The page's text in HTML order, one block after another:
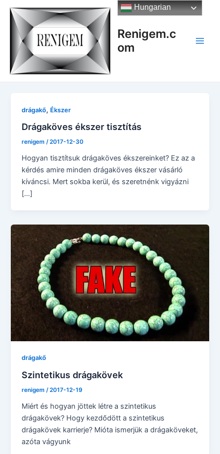
Skip
content
Renigem.c
om
drágakő, Ékszer
Drágaköves ékszer tisztítás
renigem/2017-12-30
Hogyan tisztítsuk drágaköves ékszereinket? Ez az a
kérdés amire minden drágaköves ékszer vásárló
kíváncsi. Mert sokba kerül, és szeretnénk vigyázni
[…]
drágakő
Szintetikus drágakövek
renigem/2017-12-19
Miért és hogyan jöttek létre a szintetikus
drágakövek? Hogy kezdődött a szintetikus
drágakövek karrierje? Mióta ismerjük a drágaköveket,
azóta vágyunk
Hungarian